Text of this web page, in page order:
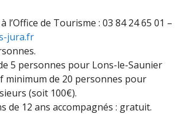
l’Office de Tourisme : 03 84 24 65 01 –
jura.fr
5 personnes pour Lons-le-Saunier
minimum de 20 personnes pour
(soit 100€).
de 12 ans accompagnés : gratuit.